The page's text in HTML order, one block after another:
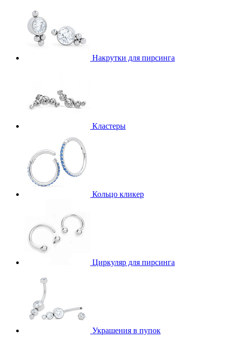
Накрутки для пирсинга
Кластеры
Кольцо кликер
Циркуляр для пирсинга
Украшения в пупок